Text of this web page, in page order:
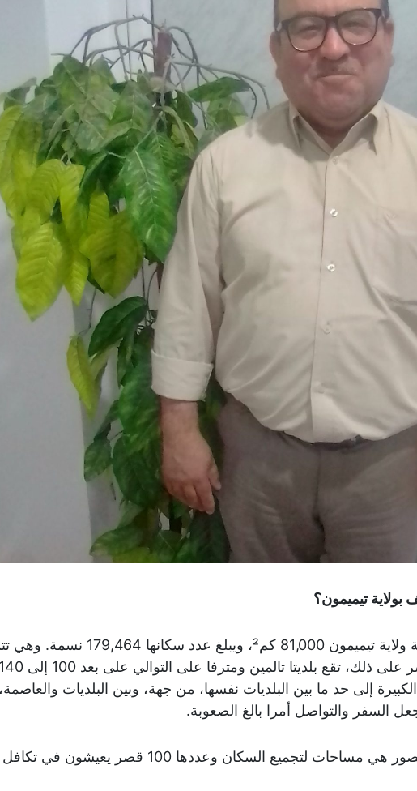
تيميمون؟
تبلغ مساحة ولاية تيميمون 81,000 كم²، ويبلغ عدد سكانها 179,464
إلى حد ما بين البلديات نفسها، من جهة، وبين البلديات
السفر والتواصل أمرا بالغ الصعوبة.
بالإضافة إلى ذلك، دعونا نتذكر أن القصور هي مساحات لتجميع السكان وعددها 100 قصر يعيشون في تكافل